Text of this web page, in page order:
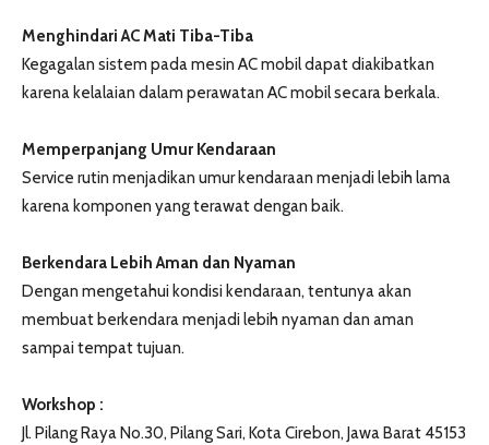
Menghindari AC Mati Tiba-Tiba
Kegagalan sistem pada mesin AC mobil dapat diakibatkan
karena kelalaian dalam perawatan AC mobil secara berkala.
Memperpanjang Umur Kendaraan
Service rutin menjadikan umur kendaraan menjadi lebih lama
karena komponen yang terawat dengan baik.
Berkendara Lebih Aman dan Nyaman
Dengan mengetahui kondisi kendaraan, tentunya akan
membuat berkendara menjadi lebih nyaman dan aman
sampai tempat tujuan.
Workshop :
Jl. Pilang Raya No.30, Pilang Sari, Kota Cirebon, Jawa Barat 45153